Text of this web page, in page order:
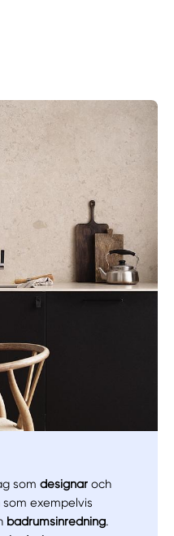
somdesignaroch
som exempelvis
badrumsinredning.